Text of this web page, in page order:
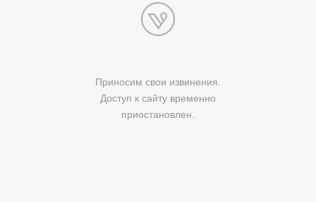
Приносим свои извинения.
Доступ к сайту временно
приостановлен.